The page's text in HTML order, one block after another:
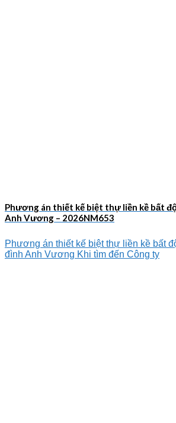
Phương án thiết kế biệt thự liền kề bất
Anh Vương – 2026NM653
Phương án thiết kế biệt thự liền kề bất
đình Anh Vương Khi tìm đến Công ty